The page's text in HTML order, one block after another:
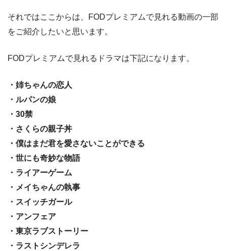
それではここからは、FODプレミアムで見れる動画の一部
をご紹介したいと思います。
FODプレミアムで見れるドラマは下記になります。
・姉ちゃんの恋人
・ルパンの娘
・30禁
・さくらの親子丼
・僕はまだ君を愛さないことができる
・世にも奇妙な物語
・ライアーゲーム
・メイちゃんの執事
・スイッチガール
・アンフェア
・東京ラブストーリー
・ラストシンデレラ